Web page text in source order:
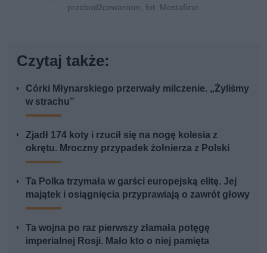
przebodźcowaniem, fot. Mostafizur
Czytaj także:
Córki Młynarskiego przerwały milczenie. „Żyliśmy
w strachu”
Zjadł 174 koty i rzucił się na nogę kolesia z
okrętu. Mroczny przypadek żołnierza z Polski
Ta Polka trzymała w garści europejską elitę. Jej
majątek i osiągnięcia przyprawiają o zawrót głowy
Ta wojna po raz pierwszy złamała potęgę
imperialnej Rosji. Mało kto o niej pamięta